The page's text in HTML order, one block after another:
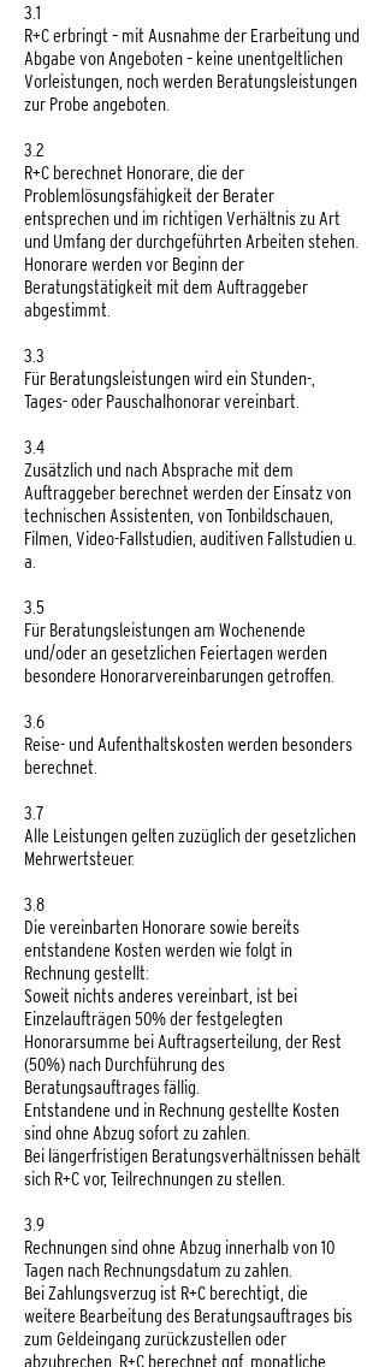
3.1
R+C erbringt – mit Ausnahme der Erarbeitung und
Abgabe von Angeboten – keine unentgeltlichen
Vorleistungen, noch werden Beratungsleistungen
zur Probe angeboten.
3.2
R+C berechnet Honorare, die der
Problemlösungsfähigkeit der Berater
entsprechen und im richtigen Verhältnis zu Art
und Umfang der durchgeführten Arbeiten stehen.
Honorare werden vor Beginn der
Beratungstätigkeit mit dem Auftraggeber
abgestimmt.
3.3
Für Beratungsleistungen wird ein Stunden-,
Tages- oder Pauschalhonorar vereinbart.
3.4
Zusätzlich und nach Absprache mit dem
Auftraggeber berechnet werden der Einsatz von
technischen Assistenten, von Tonbildschauen,
Filmen, Video-Fallstudien, auditiven Fallstudien u.
a.
3.5
Für Beratungsleistungen am Wochenende
und/oder an gesetzlichen Feiertagen werden
besondere Honorarvereinbarungen getroffen.
3.6
Reise- und Aufenthaltskosten werden besonders
berechnet.
3.7
Alle Leistungen gelten zuzüglich der gesetzlichen
Mehrwertsteuer.
3.8
Die vereinbarten Honorare sowie bereits
entstandene Kosten werden wie folgt in
Rechnung gestellt:
Soweit nichts anderes vereinbart, ist bei
Einzelaufträgen 50% der festgelegten
Honorarsumme bei Auftragserteilung, der Rest
(50%) nach Durchführung des
Beratungsauftrages fällig.
Entstandene und in Rechnung gestellte Kosten
sind ohne Abzug sofort zu zahlen.
Bei längerfristigen Beratungsverhältnissen behält
sich R+C vor, Teilrechnungen zu stellen.
3.9
Rechnungen sind ohne Abzug innerhalb von 10
Tagen nach Rechnungsdatum zu zahlen.
Bei Zahlungsverzug ist R+C berechtigt, die
weitere Bearbeitung des Beratungsauftrages bis
zum Geldeingang zurückzustellen oder
abzubrechen. R+C berechnet ggf. monatliche